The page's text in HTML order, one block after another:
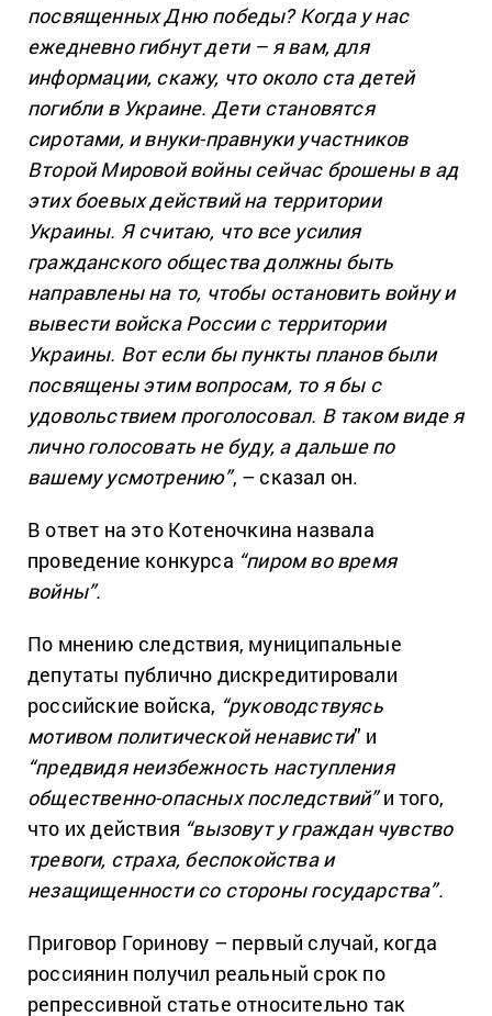
посвященных Дню победы? Когда у нас
ежедневно гибнут дети – я вам, для
информации, скажу, что около ста детей
погибли в Украине. Дети становятся
сиротами, и внуки-правнуки участников
Второй Мировой войны сейчас брошены в ад
этих боевых действий на территории
Украины. Я считаю, что все усилия
гражданского общества должны быть
направлены на то, чтобы остановить войну и
вывести войска России с территории
Украины. Вот если бы пункты планов были
посвящены этим вопросам, то я бы с
удовольствием проголосовал. В таком виде я
лично голосовать не буду, а дальше по
вашему усмотрению”, – сказал он.
В ответ на это Котеночкина назвала
проведение конкурса “пиром во время
войны”.
По мнению следствия, муниципальные
депутаты публично дискредитировали
российские войска, “руководствуясь
мотивом политической ненависти” и
“предвидя неизбежность наступления
общественно-опасных последствий”и того,
что их действия “вызовут у граждан чувство
тревоги, страха, беспокойства и
незащищенности со стороны государства”.
Приговор Горинову – первый случай, когда
россиянин получил реальный срок по
репрессивной статье относительно так